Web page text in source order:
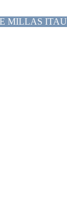
MILLAS ITAU